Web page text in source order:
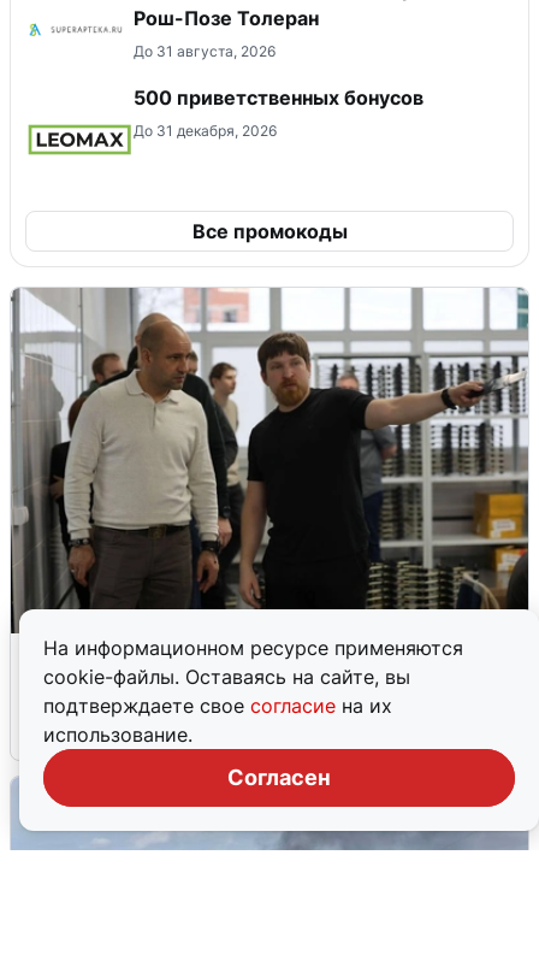
На информационном ресурсе применяются
cookie-файлы. Оставаясь на сайте, вы
подтверждаете свое согласие на их
использование.
Согласен
Рош-Позе Толеран
До 31 августа, 2026
500 приветственных бонусов
До 31 декабря, 2026
Все промокоды
Кто такой Владимир Ткачук и почему
его Mercedes взорвали
5 августа 0